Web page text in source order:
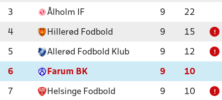
3 Ålholm IF 9 22
4 Hillerød Fodbold 9 15 !
5 Allerød Fodbold Klub 9 12 !
6 Farum BK 9 10
7 Helsinge Fodbold 9 10 !